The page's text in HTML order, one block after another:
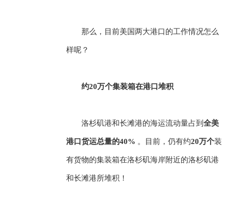
那么，目前美国两大港口的工作情况怎么
样呢？
约20万个集装箱在港口堆积
洛杉矶港和长滩港的海运流动量占到 全美
港口货运总量的40% 。目前，仍有约20万个装
有货物的集装箱在洛杉矶海岸附近的洛杉矶港
和长滩港所堆积！